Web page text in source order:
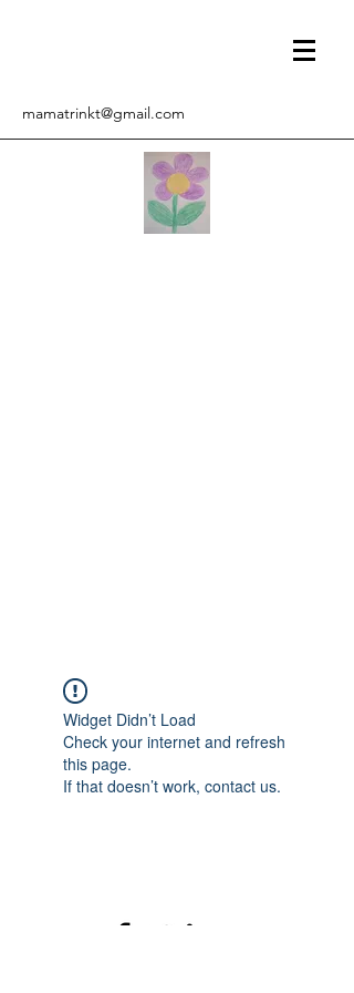
mamatrinkt@gmail.com
Widget Didn’t Load
Check your internet and refresh
this page.
If that doesn’t work, contact us.